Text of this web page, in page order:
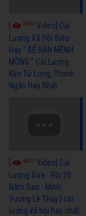
5462 Video] Cải
Lương Xã Hội Siêu
Hay " BỂ HẬN MÊNH
MÔNG " Cải Lương
Kim Tử Long, Thanh
Ngân Hay Nhất
6327 Video] Cải
Lương Xưa : Rồi 30
Năm Sau - Minh
Vương Lệ Thủy | cải
lương xã hội hay nhất